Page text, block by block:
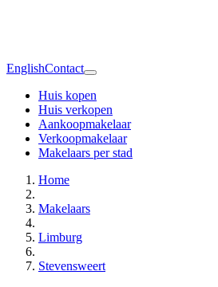
EnglishContact
Huis kopen
Huis verkopen
Aankoopmakelaar
Verkoopmakelaar
Makelaars per stad
Home
Makelaars
Limburg
Stevensweert